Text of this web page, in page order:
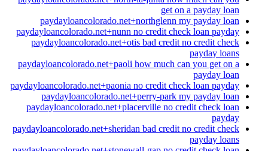
get on a payday loan
paydayloancolorado.net+northglenn my payday loan
paydayloancolorado.net+nunn no credit check loan payday
paydayloancolorado.net+otis bad credit no credit check
payday loans
paydayloancolorado.net+paoli how much can you get on a
payday loan
paydayloancolorado.net+paonia no credit check loan payday
paydayloancolorado.net+perry-park my payday loan
paydayloancolorado.net+placerville no credit check loan
payday
paydayloancolorado.net+sheridan bad credit no credit check
payday loans